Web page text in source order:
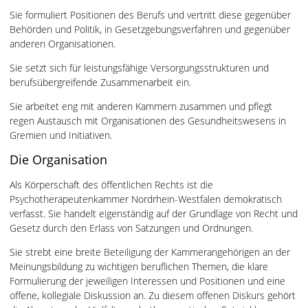
Sie formuliert Positionen des Berufs und vertritt diese gegenüber
Behörden und Politik, in Gesetzgebungsverfahren und gegenüber
anderen Organisationen.
Sie setzt sich für leistungsfähige Versorgungsstrukturen und
berufsübergreifende Zusammenarbeit ein.
Sie arbeitet eng mit anderen Kammern zusammen und pflegt
regen Austausch mit Organisationen des Gesundheitswesens in
Gremien und Initiativen.
Die Organisation
Als Körperschaft des öffentlichen Rechts ist die
Psychotherapeutenkammer Nordrhein-Westfalen demokratisch
verfasst. Sie handelt eigenständig auf der Grundlage von Recht und
Gesetz durch den Erlass von Satzungen und Ordnungen.
Sie strebt eine breite Beteiligung der Kammerangehörigen an der
Meinungsbildung zu wichtigen beruflichen Themen, die klare
Formulierung der jeweiligen Interessen und Positionen und eine
offene, kollegiale Diskussion an. Zu diesem offenen Diskurs gehört